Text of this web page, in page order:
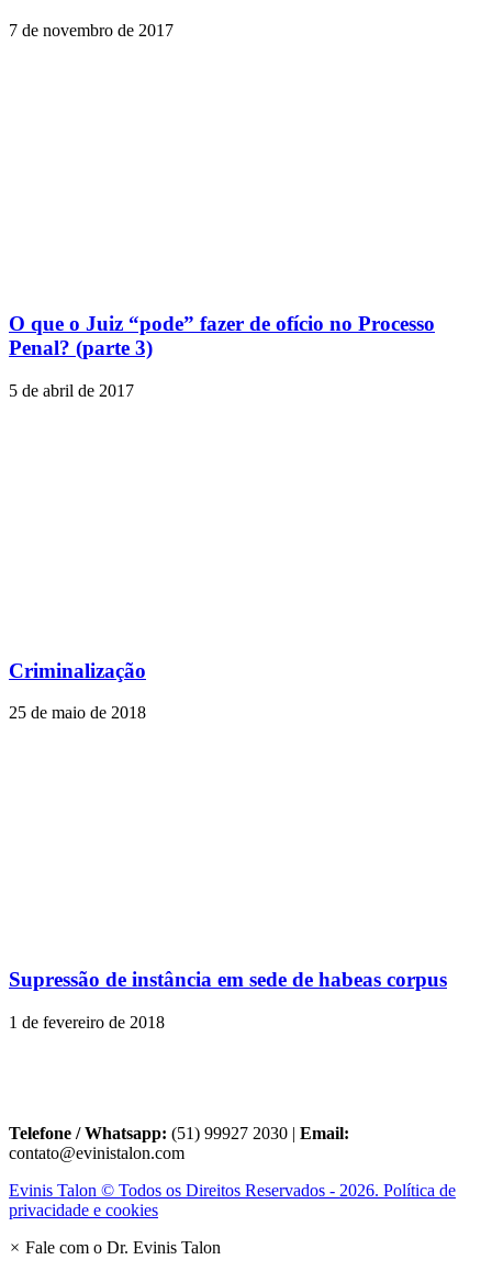
7 de novembro de 2017
O que o Juiz “pode” fazer de ofício no Processo
Penal? (parte 3)
5 de abril de 2017
Criminalização
25 de maio de 2018
Supressão de instância em sede de habeas corpus
1 de fevereiro de 2018
Telefone / Whatsapp: (51) 99927 2030 | Email:
contato@evinistalon.com
Evinis Talon © Todos os Direitos Reservados - 2026. Política de
privacidade e cookies
× Fale com o Dr. Evinis Talon